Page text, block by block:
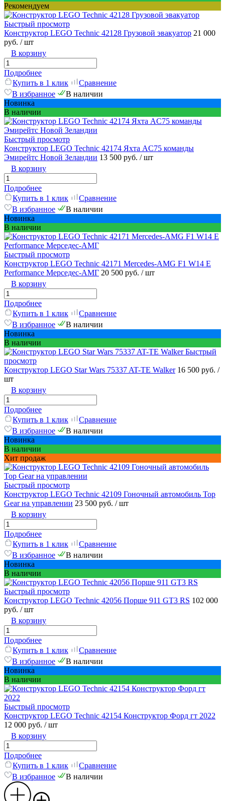
Рекомендуем
Быстрый просмотр
Конструктор LEGO Technic 42128 Грузовой эвакуатор 21 000
руб. / шт
В корзину
Подробнее
Купить в 1 клик
Сравнение
В избранное
В наличии
Новинка
В наличии
Быстрый просмотр
Конструктор LEGO Technic 42174 Яхта AC75 команды
Эмирейтс Новой Зеландии 13 500 руб. / шт
В корзину
Подробнее
Купить в 1 клик
Сравнение
В избранное
В наличии
Новинка
В наличии
Быстрый просмотр
Конструктор LEGO Technic 42171 Mercedes-AMG F1 W14 E
Performance Мерседес-АМГ 20 500 руб. / шт
В корзину
Подробнее
Купить в 1 клик
Сравнение
В избранное
В наличии
Новинка
В наличии
Быстрый
просмотр
Конструктор LEGO Star Wars 75337 AT-TE Walker 16 500 руб. /
шт
В корзину
Подробнее
Купить в 1 клик
Сравнение
В избранное
В наличии
Новинка
В наличии
Хит продаж
Быстрый просмотр
Конструктор LEGO Technic 42109 Гоночный автомобиль Top
Gear на управлении 23 500 руб. / шт
В корзину
Подробнее
Купить в 1 клик
Сравнение
В избранное
В наличии
Новинка
В наличии
Быстрый просмотр
Конструктор LEGO Technic 42056 Порше 911 GT3 RS 102 000
руб. / шт
В корзину
Подробнее
Купить в 1 клик
Сравнение
В избранное
В наличии
Новинка
В наличии
Быстрый просмотр
Конструктор LEGO Technic 42154 Конструктор Форд гт 2022
12 000 руб. / шт
В корзину
Подробнее
Купить в 1 клик
Сравнение
В избранное
В наличии